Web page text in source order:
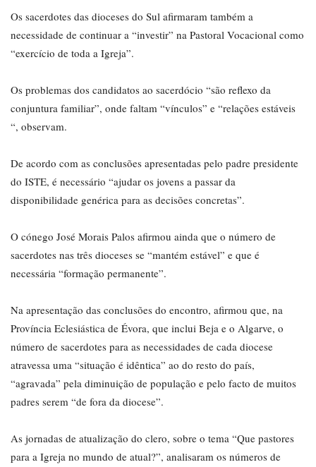
Os sacerdotes das dioceses do Sul afirmaram também a
necessidade de continuar a “investir” na Pastoral Vocacional como
“exercício de toda a Igreja”.
Os problemas dos candidatos ao sacerdócio “são reflexo da
conjuntura familiar”, onde faltam “vínculos” e “relações estáveis
“, observam.
De acordo com as conclusões apresentadas pelo padre presidente
do ISTE, é necessário “ajudar os jovens a passar da
disponibilidade genérica para as decisões concretas”.
O cónego José Morais Palos afirmou ainda que o número de
sacerdotes nas três dioceses se “mantém estável” e que é
necessária “formação permanente”.
Na apresentação das conclusões do encontro, afirmou que, na
Província Eclesiástica de Évora, que inclui Beja e o Algarve, o
número de sacerdotes para as necessidades de cada diocese
atravessa uma “situação é idêntica” ao do resto do país,
“agravada” pela diminuição de população e pelo facto de muitos
padres serem “de fora da diocese”.
As jornadas de atualização do clero, sobre o tema “Que pastores
para a Igreja no mundo de atual?”, analisaram os números de